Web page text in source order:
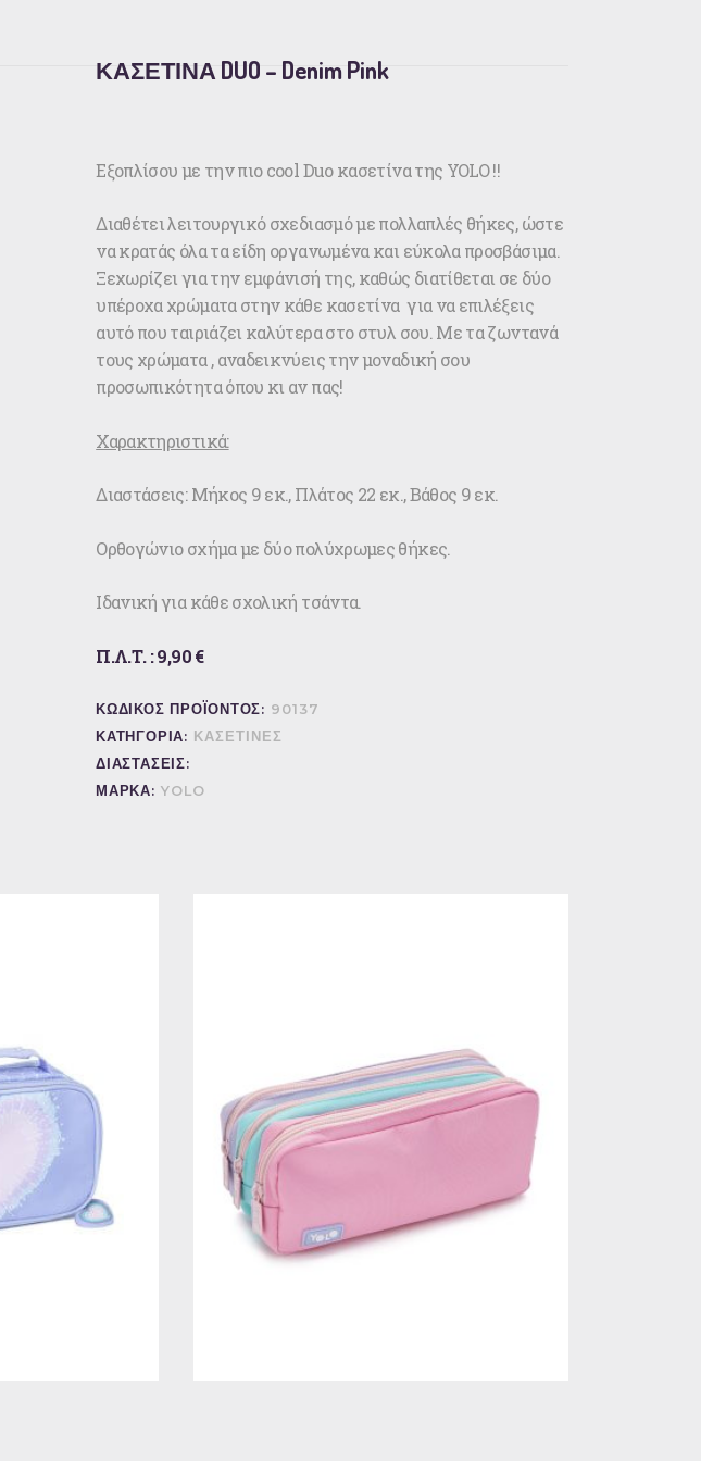
ΚΑΣΕΤΙΝΑ DUO – Denim Pink
Εξοπλίσου με την πιο cool Duo κασετίνα της YOLO !!
Διαθέτει λειτουργικό σχεδιασμό με πολλαπλές θήκες, ώστε
να κρατάς όλα τα είδη οργανωμένα και εύκολα προσβάσιμα.
Ξεχωρίζει για την εμφάνισή της, καθώς διατίθεται σε δύο
υπέροχα χρώματα στην κάθε κασετίνα για να επιλέξεις
αυτό που ταιριάζει καλύτερα στο στυλ σου. Με τα ζωντανά
τους χρώματα , αναδεικνύεις την μοναδική σου
προσωπικότητα όπου κι αν πας!
Χαρακτηριστικά:
Διαστάσεις: Μήκος 9 εκ., Πλάτος 22 εκ., Βάθος 9 εκ.
Ορθογώνιο σχήμα με δύο πολύχρωμες θήκες.
Ιδανική για κάθε σχολική τσάντα.
Π.Λ.Τ. : 9,90 €
ΚΩΔΙΚΟΣ ΠΡΟΪΟΝΤΟΣ: 90137
ΚΑΤΗΓΟΡΙΑ: ΚΑΣΕΤΙΝΕΣ
ΔΙΑΣΤΑΣΕΙΣ:
ΜΑΡΚΑ: YOLO